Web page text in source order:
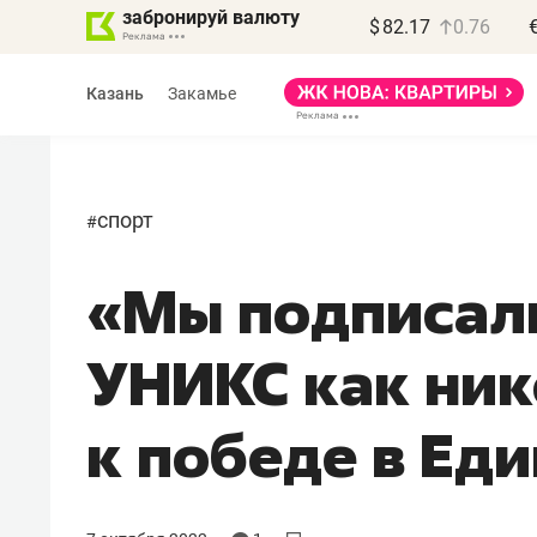
забронируй валюту $ 82.17 0.76
Казань Закамье
#спорт
«Мы
УНИКС как
к победе в
Василь Мазитов
МАРТ
«Не зная местных
правил, бизнес может
потерять минимум
полгода»